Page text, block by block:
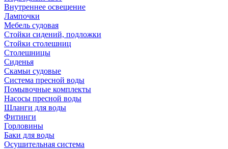
Внутреннее освещение
Лампочки
Мебель судовая
Стойки сидений, подложки
Стойки столешниц
Столешницы
Сиденья
Скамьи судовые
Система пресной воды
Помывочные комплекты
Насосы пресной воды
Шланги для воды
Фитинги
Горловины
Баки для воды
Осушительная система